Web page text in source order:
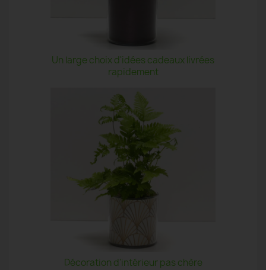
Un large choix d'idées cadeaux livrées
rapidement
Décoration d'intérieur pas chère